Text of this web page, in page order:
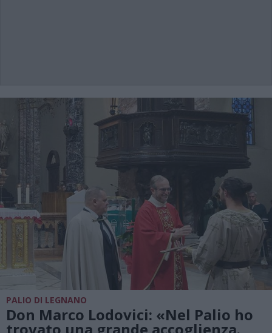
PALIO DI LEGNANO
Don Marco Lodovici: «Nel Palio ho
trovato una grande accoglienza.